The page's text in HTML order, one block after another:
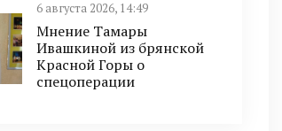
6 августа 2026, 14:49
Мнение Тамары
Ивашкиной из брянской
Красной Горы о
спецоперации